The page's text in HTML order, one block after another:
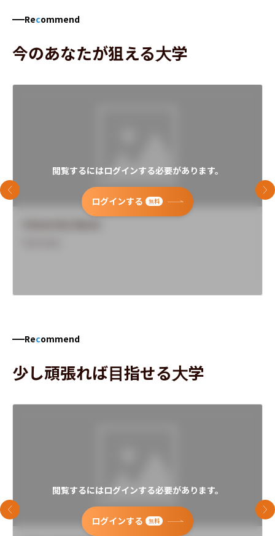
Recommend
今のあなたが狙える大学
閲覧するにはログインする必要があります。
ログインする 無料
前のスライド 次
Recommend
少し頑張れば目指せる大学
閲覧するにはログインする必要があります。
ログインする 無料
前のスライド 次